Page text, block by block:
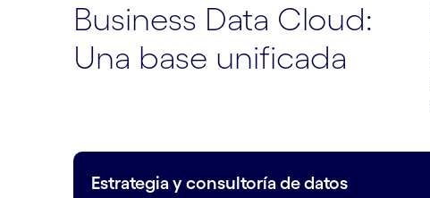
Business Data Cloud:
Una base unificada
Estrategia y consultoría de datos